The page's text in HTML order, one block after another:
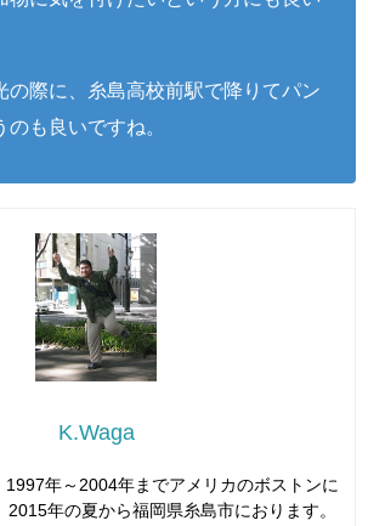
の際に、糸島高校前駅で降りてパン
も良いですね。
K.Waga
年～2004年までアメリカのボストンに
2015年の夏から福岡県糸島市におります。